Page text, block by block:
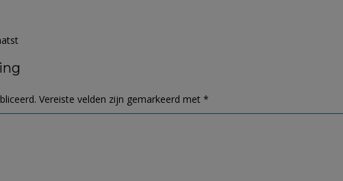
Vereiste velden zijn gemarkeerd met *